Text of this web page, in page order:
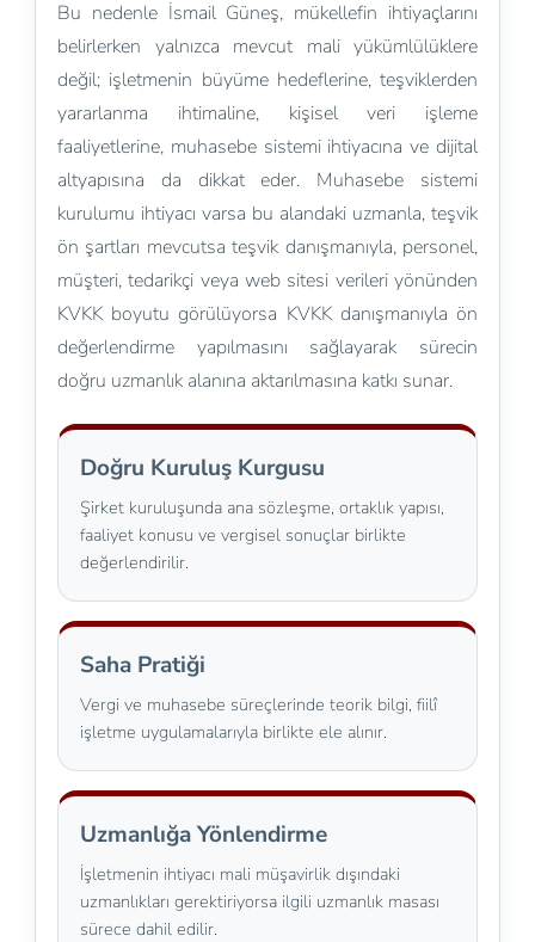
Bu nedenle İsmail Güneş, mükellefin ihtiyaçlarını
belirlerken yalnızca mevcut mali yükümlülüklere
değil; işletmenin büyüme hedeflerine, teşviklerden
yararlanma ihtimaline, kişisel veri işleme
faaliyetlerine, muhasebe sistemi ihtiyacına ve dijital
altyapısına da dikkat eder. Muhasebe sistemi
kurulumu ihtiyacı varsa bu alandaki uzmanla, teşvik
ön şartları mevcutsa teşvik danışmanıyla, personel,
müşteri, tedarikçi veya web sitesi verileri yönünden
KVKK boyutu görülüyorsa KVKK danışmanıyla ön
değerlendirme yapılmasını sağlayarak sürecin
doğru uzmanlık alanına aktarılmasına katkı sunar.
Doğru Kuruluş Kurgusu
Şirket kuruluşunda ana sözleşme, ortaklık yapısı,
faaliyet konusu ve vergisel sonuçlar birlikte
değerlendirilir.
Saha Pratiği
Vergi ve muhasebe süreçlerinde teorik bilgi, fiilî
işletme uygulamalarıyla birlikte ele alınır.
Uzmanlığa Yönlendirme
İşletmenin ihtiyacı mali müşavirlik dışındaki
uzmanlıkları gerektiriyorsa ilgili uzmanlık masası
sürece dahil edilir.